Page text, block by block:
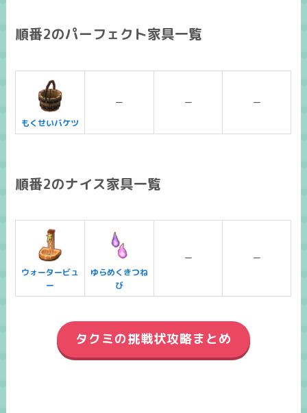
順番2のパーフェクト家具一覧
もくせいバケツ
ー ー ー
順番2のナイス家具一覧
ウォータービュ
ー
ゆらめくきつね
び
ー ー
タクミの挑戦状攻略まとめ